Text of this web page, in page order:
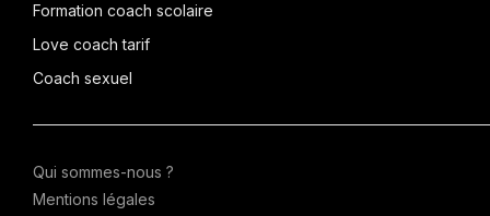
Formation coach scolaire
Love coach tarif
Coach sexuel
Qui sommes-nous ?
Mentions légales